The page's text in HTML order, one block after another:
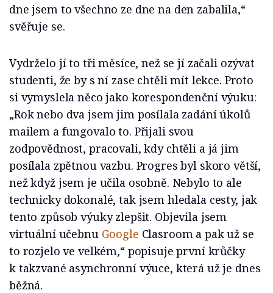
dne jsem to všechno ze dne na den zabalila,“
svěřuje se.
Vydrželo jí to tři měsíce, než se jí začali ozývat
studenti, že by s ní zase chtěli mít lekce. Proto
si vymyslela něco jako korespondenční výuku:
„Rok nebo dva jsem jim posílala zadání úkolů
mailem a fungovalo to. Přijali svou
zodpovědnost, pracovali, kdy chtěli a já jim
posílala zpětnou vazbu. Progres byl skoro větší,
než když jsem je učila osobně. Nebylo to ale
technicky dokonalé, tak jsem hledala cesty, jak
tento způsob výuky zlepšit. Objevila jsem
virtuální učebnu Google Clasroom a pak už se
to rozjelo ve velkém,“ popisuje první krůčky
k takzvané asynchronní výuce, která už je dnes
běžná.